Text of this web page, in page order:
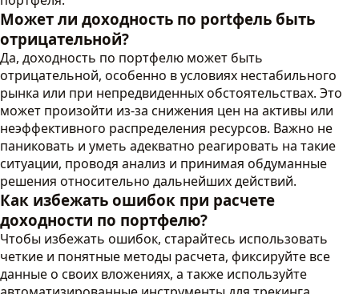
Может ли доходность по portфель быть
отрицательной?
Да, доходность по портфелю может быть
отрицательной, особенно в условиях нестабильного
рынка или при непредвиденных обстоятельствах. Это
может произойти из-за снижения цен на активы или
неэффективного распределения ресурсов. Важно не
паниковать и уметь адекватно реагировать на такие
ситуации, проводя анализ и принимая обдуманные
решения относительно дальнейших действий.
Как избежать ошибок при расчете
доходности по портфелю?
Чтобы избежать ошибок, старайтесь использовать
четкие и понятные методы расчета, фиксируйте все
данные о своих вложениях, а также используйте